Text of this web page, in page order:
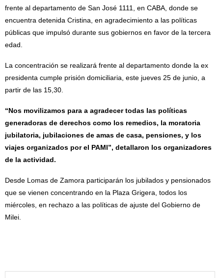
frente al departamento de San José 1111, en CABA, donde se
encuentra detenida Cristina, en agradecimiento a las políticas
públicas que impulsó durante sus gobiernos en favor de la tercera
edad.
La concentración se realizará frente al departamento donde la ex
presidenta cumple prisión domiciliaria, este jueves 25 de junio, a
partir de las 15,30.
“Nos movilizamos para a agradecer todas las políticas
generadoras de derechos como los remedios, la moratoria
jubilatoria, jubilaciones de amas de casa, pensiones, y los
viajes organizados por el PAMI”, detallaron los organizadores
de la actividad.
Desde Lomas de Zamora participarán los jubilados y pensionados
que se vienen concentrando en la Plaza Grigera, todos los
miércoles, en rechazo a las políticas de ajuste del Gobierno de
Milei.